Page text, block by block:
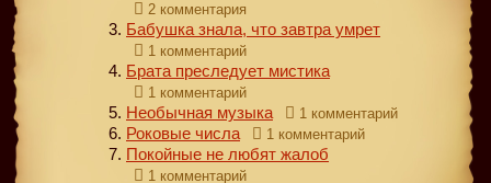
2 комментария
Бабушка знала, что завтра умрет
1 комментарий
Брата преследует мистика
1 комментарий
Необычная музыка 1 комментарий
Роковые числа 1 комментарий
Покойные не любят жалоб
1 комментарий